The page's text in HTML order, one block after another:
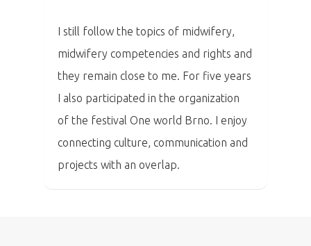
I still follow the topics of midwifery,
midwifery competencies and rights and
they remain close to me. For five years
I also participated in the organization
of the festival One world Brno. I enjoy
connecting culture, communication and
projects with an overlap.
Home
Program
Speakers &